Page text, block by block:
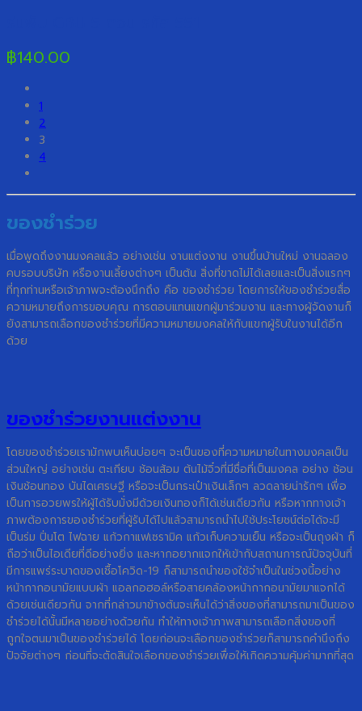
฿140.00
1
2
3
4
ของชำร่วย
เมื่อพูดถึงงานมงคลแล้ว อย่างเช่น งานแต่งงาน งานขึ้นบ้านใหม่ งานฉลอง
คบรอบบริษัท หรืองานเลี้ยงต่างๆ เป็นต้น สิ่งที่ขาดไม่ได้เลยและเป็นสิ่งแรกๆ
ที่ทุกท่านหรือเจ้าภาพจะต้องนึกถึง คือ ของชำร่วย โดยการให้ของชำร่วยสื่อ
ความหมายถึงการขอบคุณ การตอบแทนแขกผู้มาร่วมงาน และทางผู้จัดงานก็
ยังสามารถเลือกของชำร่วยที่มีความหมายมงคลให้กับแขกผู้รับในงานได้อีก
ด้วย
ของชำร่วยงานแต่งงาน
โดยของชำร่วยเรามักพบเห็นบ่อยๆ จะเป็นของที่ความหมายในทางมงคลเป็น
ส่วนใหญ่ อย่างเช่น ตะเกียบ ช้อนส้อม ต้นไม้จิ๋วที่มีชื่อที่เป็นมงคล อย่าง ช้อน
เงินช้อนทอง บันไดเศรษฐี หรือจะเป็นกระเป๋าเงินเล็กๆ ลวดลายน่ารักๆ เพื่อ
เป็นการอวยพรให้ผู้ได้รับมั่งมีด้วยเงินทองก็ได้เช่นเดียวกัน หรือหากทางเจ้า
ภาพต้องการของชำร่วยที่ผู้รับได้ไปแล้วสามารถนำไปใช้ประโยชน์ต่อได้จะมี
เป็นร่ม ปิ่นโต ไฟฉาย แก้วกาแฟเซรามิค แก้วเก็บความเย็น หรือจะเป็นถุงผ้า ก็
ถือว่าเป็นไอเดียที่ดีอย่างยิ่ง และหากอยากแจกให้เข้ากับสถานการณ์ปัจจุบันที่
มีการแพร่ระบาดของเชื้อโควิด-19 ก็สามารถนำของใช้จำเป็นในช่วงนี้อย่าง
หน้ากากอนามัยแบบผ้า แอลกอฮอล์หรือสายคล้องหน้ากากอนามัยมาแจกได้
ด้วยเช่นเดียวกัน จากที่กล่าวมาข้างต้นจะเห็นได้ว่าสิ่งของที่สามารถมาเป็นของ
ชำร่วยได้นั้นมีหลายอย่างด้วยกัน ทำให้ทางเจ้าภาพสามารถเลือกสิ่งของที่
ถูกใจตนมาเป็นของชำร่วยได้ โดยก่อนจะเลือกของชำร่วยก็สามารถคำนึงถึง
ปัจจัยต่างๆ ก่อนที่จะตัดสินใจเลือกของชำร่วยเพื่อให้เกิดความคุ้มค่ามากที่สุด